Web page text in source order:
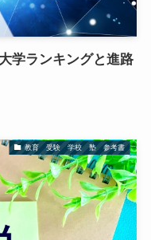
学ランキングと進路
教育 受験 学校 塾 参考書